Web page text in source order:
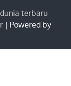
terbaru
| Powered by